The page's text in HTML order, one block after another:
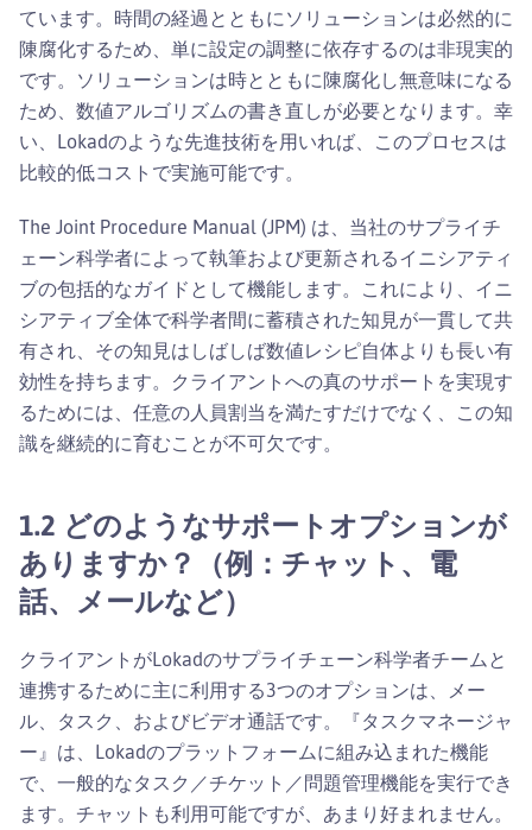
ています。時間の経過とともにソリューションは必然的に
陳腐化するため、単に設定の調整に依存するのは非現実的
です。ソリューションは時とともに陳腐化し無意味になる
ため、数値アルゴリズムの書き直しが必要となります。幸
い、Lokadのような先進技術を用いれば、このプロセスは
比較的低コストで実施可能です。
The Joint Procedure Manual (JPM) は、当社のサプライチ
ェーン科学者によって執筆および更新されるイニシアティ
ブの包括的なガイドとして機能します。これにより、イニ
シアティブ全体で科学者間に蓄積された知見が一貫して共
有され、その知見はしばしば数値レシピ自体よりも長い有
効性を持ちます。クライアントへの真のサポートを実現す
るためには、任意の人員割当を満たすだけでなく、この知
識を継続的に育むことが不可欠です。
1.2 どのようなサポートオプションが
ありますか？（例：チャット、電
話、メールなど）
クライアントがLokadのサプライチェーン科学者チームと
連携するために主に利用する3つのオプションは、メー
ル、タスク、およびビデオ通話です。『タスクマネージャ
ー』は、Lokadのプラットフォームに組み込まれた機能
で、一般的なタスク／チケット／問題管理機能を実行でき
ます。チャットも利用可能ですが、あまり好まれません。